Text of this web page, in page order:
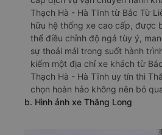
Thạch Hà - Hà Tĩnh từ Bắc Từ
hữu hệ thống xe cao cấp, được
thể điều chỉnh độ ngả tùy ý,
sự thoải mái trong suốt hành
kiếm một địa chỉ xe khách từ
Thạch Hà - Hà Tĩnh uy tín thì
chọn hoàn hảo không nên bỏ
b. Hình ảnh xe Thăng Long